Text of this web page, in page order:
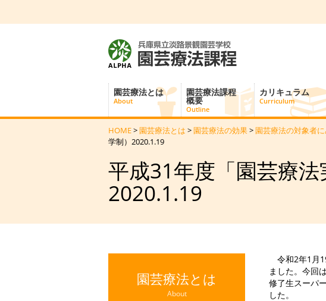
園芸療法とは
About
園芸療法課程
概要
Outline
カリキュラム
Curriculum
HOME>園芸療法とは >園芸療法の効果>園芸療法の対象者
学制）2020.1.19
平成31年度「園芸療
2020.1.19
令和2年1月
ました。今回
修了生スーパ
した。
園芸療法とは
About